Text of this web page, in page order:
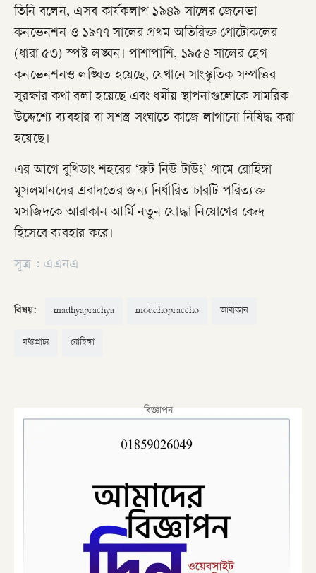
তিনি বলেন, এসব কার্যকলাপ ১৯৪৯ সালের জেনেভা
কনভেনশন ও ১৯৭৭ সালের প্রথম অতিরিক্ত প্রোটোকলের
(ধারা ৫৩) স্পষ্ট লঙ্ঘন। পাশাপাশি, ১৯৫৪ সালের হেগ
কনভেনশনও লঙ্ঘিত হয়েছে, যেখানে সাংস্কৃতিক সম্পত্তির
সুরক্ষার কথা বলা হয়েছে এবং ধর্মীয় স্থাপনাগুলোকে সামরিক
উদ্দেশ্যে ব্যবহার বা সশস্ত্র সংঘাতে কাজে লাগানো নিষিদ্ধ করা
হয়েছে।
এর আগে বুথিডাং শহরের ‘রুট নিউ টাউং’ গ্রামে রোহিঙ্গা
মুসলমানদের এবাদতের জন্য নির্ধারিত চারটি পরিত্যক্ত
মসজিদকে আরাকান আর্মি নতুন যোদ্ধা নিয়োগের কেন্দ্র
হিসেবে ব্যবহার করে।
সূত্র : এএনএ
বিষয়: madhyaprachya moddhopraccho আরাকান
মধ্যপ্রাচ্য রোহিঙ্গা
বিজ্ঞাপন